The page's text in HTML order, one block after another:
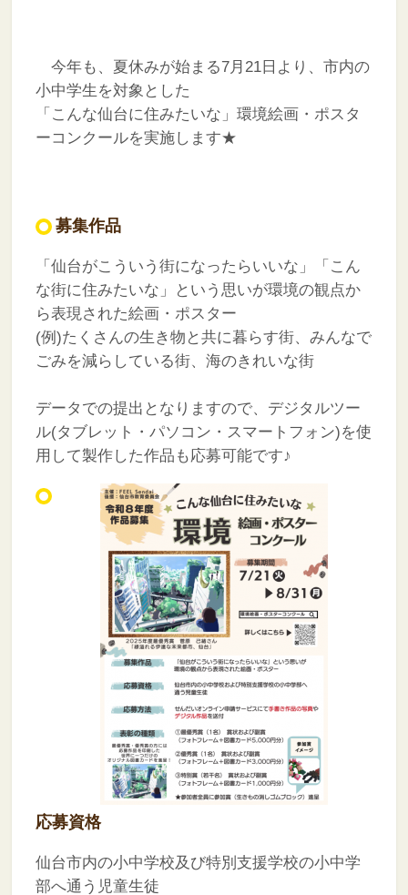
今年も、夏休みが始まる7月21日より、市内の
小中学生を対象とした
「こんな仙台に住みたいな」環境絵画・ポスタ
ーコンクールを実施します★
募集作品
「仙台がこういう街になったらいいな」「こん
な街に住みたいな」という思いが環境の観点か
ら表現された絵画・ポスター
(例)たくさんの生き物と共に暮らす街、みんなで
ごみを減らしている街、海のきれいな街
データでの提出となりますので、デジタルツー
ル(タブレット・パソコン・スマートフォン)を使
用して製作した作品も応募可能です♪
応募資格
仙台市内の小中学校及び特別支援学校の小中学
部へ通う児童生徒